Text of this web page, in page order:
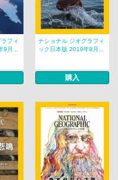
フィ
9月...
ナショナル ジオグラフィ
ック日本版 2019年8月...
購入